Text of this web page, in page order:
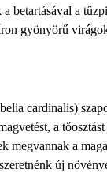
betartásával a
gyönyörű
cardinalis)
a
megvannak a
új